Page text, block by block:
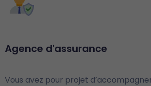
Agence d'assurance
Vous avez pour projet